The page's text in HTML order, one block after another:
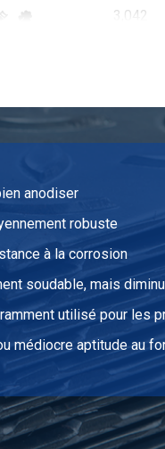
3,042
2,712
3,372
4,032
7,536
9,978
10,842
2,712
anodiser
robuste
à la corrosion
soudable, mais
utilisé pour les
médiocre aptitude au